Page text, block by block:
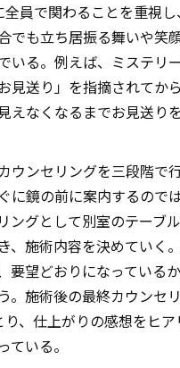
員で関わることを重視
でも立ち居振る舞いや笑
いる。例えば、ミステリ
見送り」を指摘されてか
えなくなるまでお見送り
ウンセリングを三段階で
に鏡の前に案内するので
ングとして別室のテーブル
、施術内容を決めていく
要望どおりになっている
。施術後の最終カウンセ
、仕上がりの感想をヒ
ている。